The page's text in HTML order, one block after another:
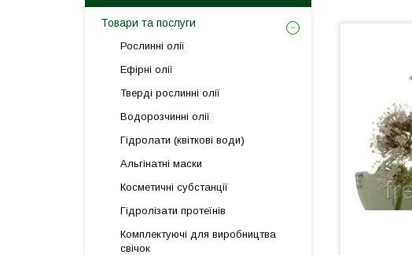
Товари та послуги
Рослинні олії
Ефірні олії
Тверді рослинні олії
Водорозчинні олії
Гідролати (квіткові води)
Альгінатні маски
Косметичні субстанції
Гідролізати протеїнів
Комплектуючі для виробництва
свічок